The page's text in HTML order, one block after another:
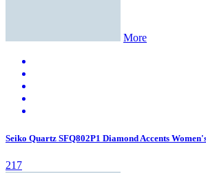
More
Seiko Quartz SFQ802P1 Diamond Accents
217